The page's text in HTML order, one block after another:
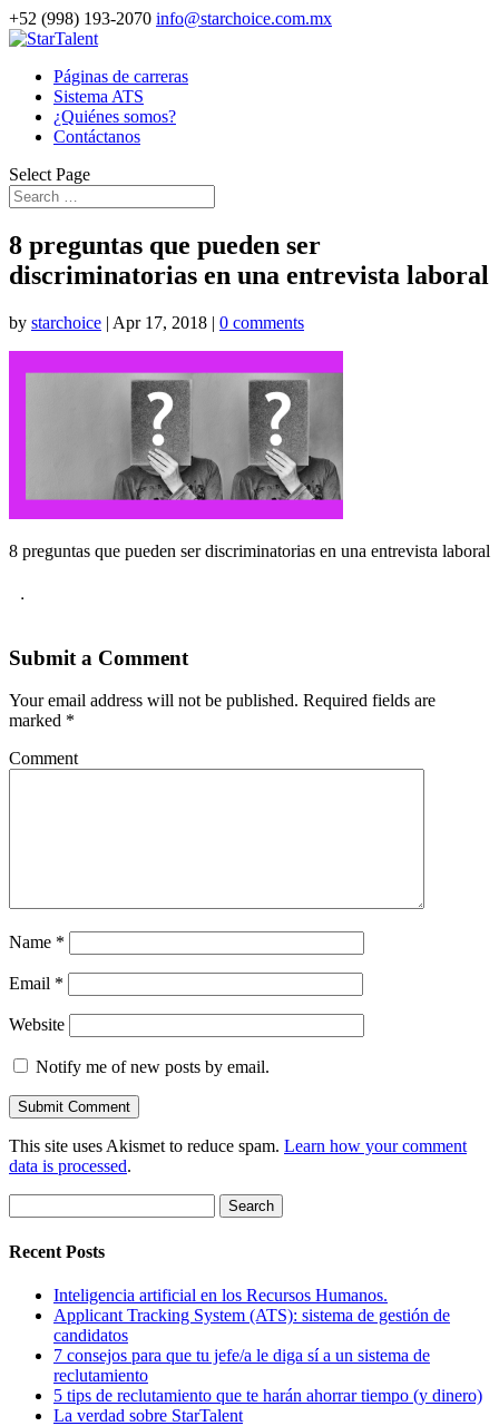
+52 (998) 193-2070 info@starchoice.com.mx
Páginas de carreras
Sistema ATS
¿Quiénes somos?
Contáctanos
Select Page
8 preguntas que pueden ser
discriminatorias en una entrevista laboral
by starchoice | Apr 17, 2018 | 0 comments
8 preguntas que pueden ser discriminatorias en una entrevista laboral
.
Submit a Comment
Your email address will not be published. Required fields are
marked *
Comment
Name *
Email *
Website
Notify me of new posts by email.
This site uses Akismet to reduce spam. Learn how your comment
data is processed.
for:
Recent Posts
Inteligencia artificial en los Recursos Humanos.
Applicant Tracking System (ATS): sistema de gestión de
candidatos
7 consejos para que tu jefe/a le diga sí a un sistema de
reclutamiento
5 tips de reclutamiento que te harán ahorrar tiempo (y dinero)
La verdad sobre StarTalent